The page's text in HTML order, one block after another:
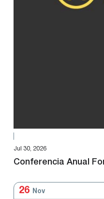
Jul 30, 2026
Conferencia Anual
26 Nov